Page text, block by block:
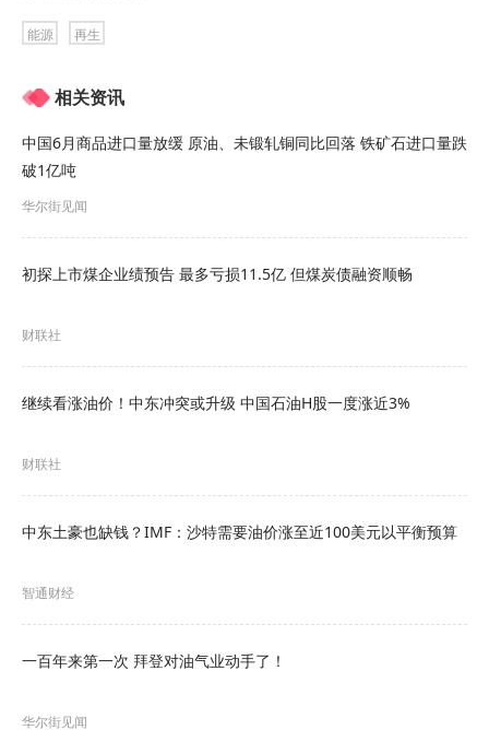
位居第二，占欧洲进口俄罗斯液化天然气份额的
30%。
与此同时，新的液化天然气基础设施仍在继续建设
之中，自2022年2月以来，有8个天然气终端投入运
营，另有13个项目计划到2030年前投入使用，这将
措施，意味着欧洲液化天然气的需求将在2025年达
Makarewicz表示：“俄乌冲突两年后，欧洲的能源
和热泵的安装也加快了，这使欧洲大陆能够继续减
少天然气需求。”
的危险之后，欧洲国家必须从过去的错误中吸取教
能源 再生
相关资讯
中国6月商品进口量放缓 原油、未锻轧铜同比回落 铁矿石进口量跌
破1亿吨
华尔街见闻
初探上市煤企业绩预告 最多亏损11.5亿 但煤炭债融资顺畅
财联社
继续看涨油价！中东冲突或升级 中国石油H股一度涨近3%
财联社
中东土豪也缺钱？IMF：沙特需要油价涨至近100美元以平衡预算
智通财经
一百年来第一次 拜登对油气业动手了！
华尔街见闻